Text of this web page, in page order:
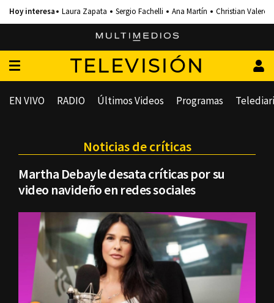
Laura Zapata Sergio Fachelli Ana Martín Christian Valero
TELEVISIÓN
EN VIVO RADIO Últimos Videos Programas
Noticias de críticas
Martha Debayle desata críticas por su
video navideño en redes sociales